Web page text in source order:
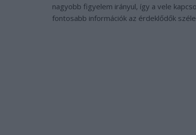
nagyobb figyelem irányul, így a vele
fontosabb információk az érdeklődők